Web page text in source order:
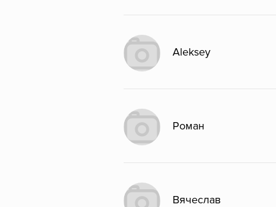
Aleksey
Роман
Вячеслав